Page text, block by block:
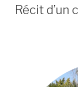
LE
Récit d’un